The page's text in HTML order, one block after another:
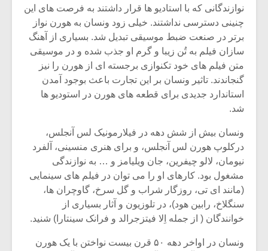
نوازندگانی که با استادیو ها قرار داشتند به فرصت های این
چنینی دسترسی نداشتند. خیلی زود ونسان به هورن نواز
برتر در صنعت ضبط موسیقی تبدیل شد. بسیاری از آهنگ
سازان فیلم به تُن زیبا و گرم او جذب شده و در موسیقی
متن فیلم های خود تکنوازی برجسته ای از هورن را نیز
گنجاندند. تاثیر ونسان بر این تجارت باعث بوجود آمدن
استاندارد جدیدی برای قطعه های هورن در استودیو ها
شد.
ونسان بیش از شش دهه در فیلارمونیک لس آنجلس،
درکلوپ هورن لس آنجلس، و برای هنری منسینی، آلفرد
نیومان، لالو چیفرین، جان ویلیامز و … به نوازندگی
مشغول بود. کارهای او را می توان در فیلم های سینمایی
(مانند ای تی، روزگار شراب و گل سرخ، گاوچران ها،
سنگلاخ، رابین هود)، در تلوزیون و آثار بسیاری از
خوانندگان ( از جمله اِلا فیتزجرالد و فرانک سینتارا) شنید.
ونسان در اواخر دهه ۵۰ قرن بیست نواختن با یک هورن